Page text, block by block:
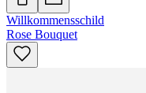
Willkommensschild
Rose Bouquet